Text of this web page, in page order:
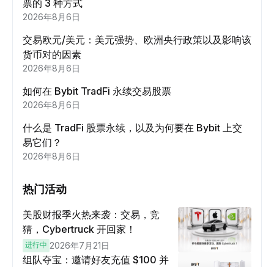
票的 3 种方式
2026年8月6日
交易欧元/美元：美元强势、欧洲央行政策以及影响该
货币对的因素
2026年8月6日
如何在 Bybit TradFi 永续交易股票
2026年8月6日
什么是 TradFi 股票永续，以及为何要在 Bybit 上交
易它们？
2026年8月6日
热门活动
美股财报季火热来袭：交易，竞
猜，Cybertruck 开回家！
进行中 2026年7月21日
组队夺宝：邀请好友充值 $100 并